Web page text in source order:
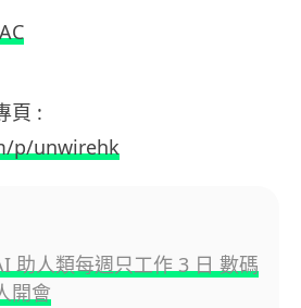
頁 :
p/unwirehk
助人類每週只工作 3 日 數碼
開會